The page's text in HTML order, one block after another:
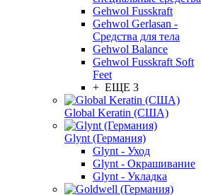
Gehwol Fusskraft
Gehwol Gerlasan -
Средства для тела
Gehwol Balance
Gehwol Fusskraft Soft
Feet
+ ЕЩЕ 3
Global Keratin (США)
Glynt (Германия)
Glynt - Уход
Glynt - Окрашивание
Glynt - Укладка